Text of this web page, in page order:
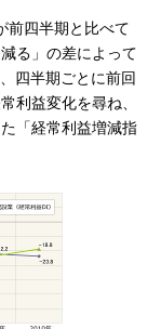
前四半期と比べて
る」の差によって
四半期ごとに前回
利益変化を尋ね、
「経常利益増減指